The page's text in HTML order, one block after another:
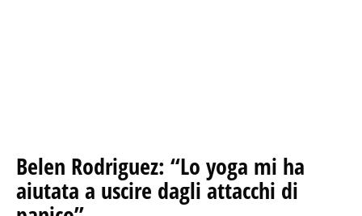
Belen Rodriguez: “Lo yoga mi ha
aiutata a uscire dagli attacchi di